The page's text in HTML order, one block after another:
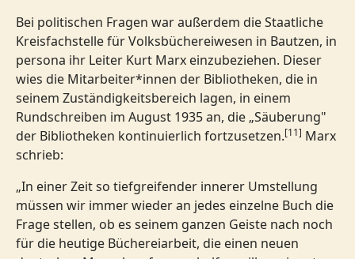
Bei politischen Fragen war außerdem die Staatliche
Kreisfachstelle für Volksbüchereiwesen in Bautzen, in
persona ihr Leiter Kurt Marx einzubeziehen. Dieser
wies die Mitarbeiter*innen der Bibliotheken, die in
seinem Zuständigkeitsbereich lagen, in einem
Rundschreiben im August 1935 an, die „Säuberung"
der Bibliotheken kontinuierlich fortzusetzen.[11] Marx
schrieb:
„In einer Zeit so tiefgreifender innerer Umstellung
müssen wir immer wieder an jedes einzelne Buch die
Frage stellen, ob es seinem ganzen Geiste nach noch
für die heutige Büchereiarbeit, die einen neuen